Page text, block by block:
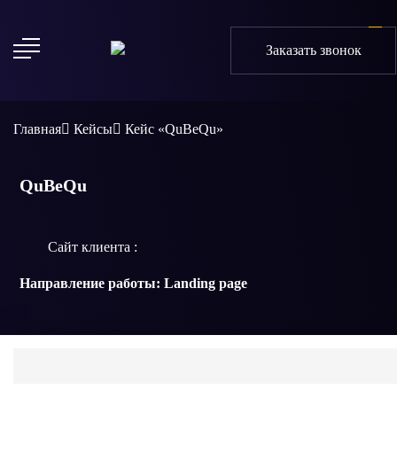
Заказать звонок
Главная Кейсы Кейс «QuBeQu»
QuBeQu
Сайт клиента :
Направление работы: Landing page